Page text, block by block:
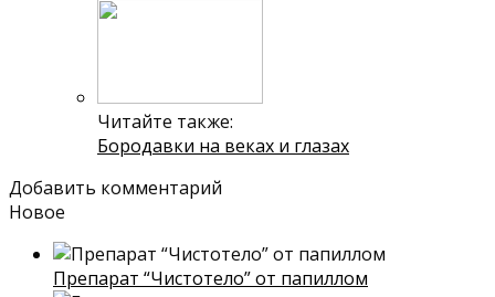
Читайте также:
Бородавки на веках и глазах
Добавить комментарий
Новое
Препарат “Чистотело” от папиллом